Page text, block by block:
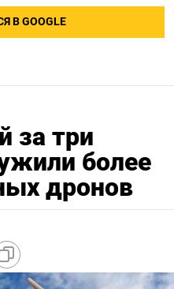
В GOOGLE
за три
более
дронов